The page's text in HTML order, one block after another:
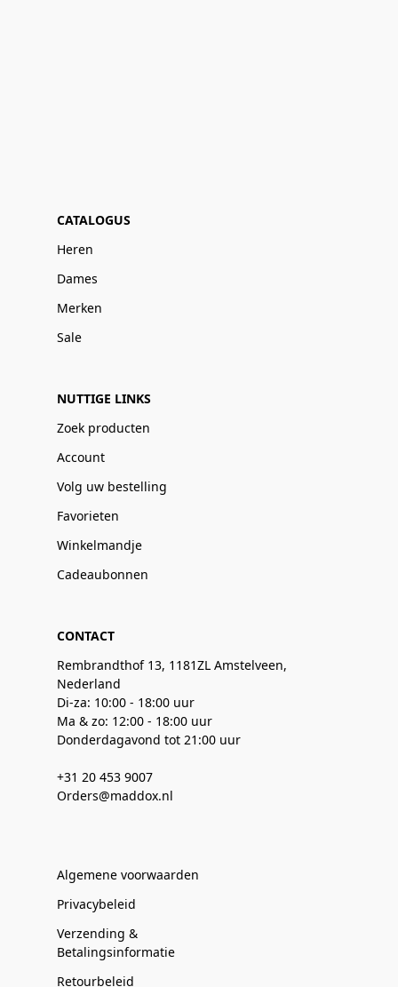
CATALOGUS
Heren
Dames
Merken
Sale
NUTTIGE LINKS
Zoek producten
Account
Volg uw bestelling
Favorieten
Winkelmandje
Cadeaubonnen
CONTACT
Rembrandthof 13, 1181ZL Amstelveen,
Nederland
Di-za: 10:00 - 18:00 uur
Ma & zo: 12:00 - 18:00 uur
Donderdagavond tot 21:00 uur
+31 20 453 9007
Orders@maddox.nl
Algemene voorwaarden
Privacybeleid
Verzending &
Betalingsinformatie
Retourbeleid